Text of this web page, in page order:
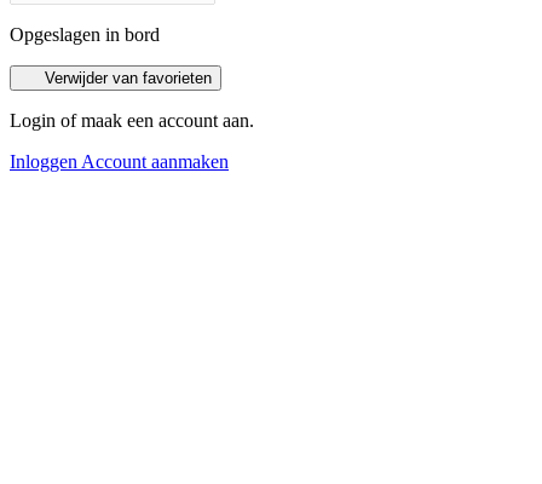
Opgeslagen in bord
Verwijder van favorieten
Login of maak een account aan.
Inloggen Account aanmaken